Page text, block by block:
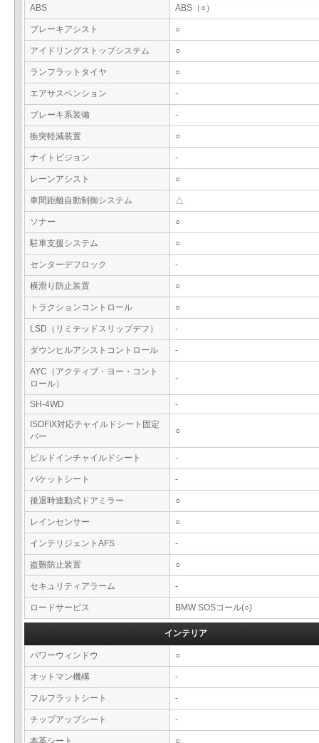
ABS ABS（○）
ブレーキアシスト ○
アイドリングストップシステム ○
ランフラットタイヤ ○
エアサスペンション -
ブレーキ系装備 -
衝突軽減装置 ○
ナイトビジョン -
レーンアシスト ○
車間距離自動制御システム △
ソナー ○
駐車支援システム ○
センターデフロック -
横滑り防止装置 ○
トラクションコントロール ○
LSD（リミテッドスリップデフ） -
ダウンヒルアシストコントロール -
AYC（アクティブ・ヨー・コント
ロール）
-
SH-4WD
-
ISOFIX対応チャイルドシート固定
バー
○
ビルドインチャイルドシート -
バケットシート -
後退時連動式ドアミラー ○
レインセンサー ○
インテリジェントAFS -
盗難防止装置 ○
セキュリティアラーム -
ロードサービス BMW SOSコール(○)
インテリア
パワーウィンドウ ○
オットマン機構 -
フルフラットシート -
チップアップシート -
本革シート ○